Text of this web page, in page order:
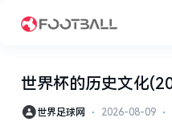
世界杯的历史文化
世界足球网 ⋅ 2026-08-09 ⋅